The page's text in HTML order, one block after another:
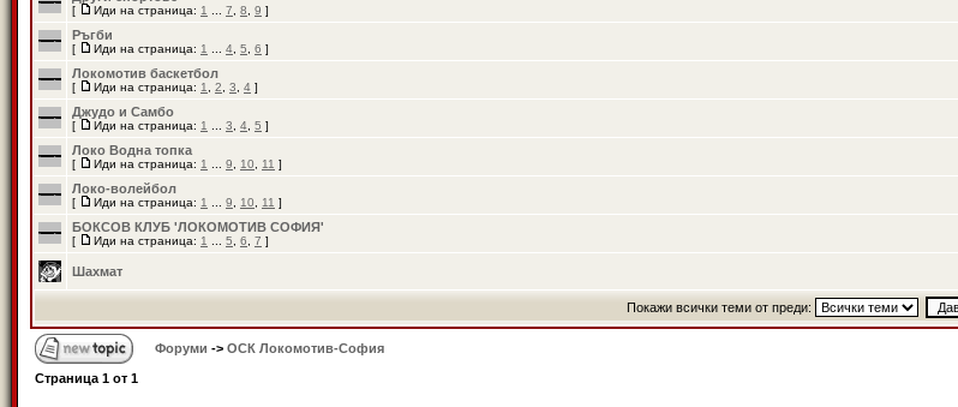
[ Иди на страница: 1 7 8 9 ]
Ръгби
[ Иди на страница: 1 4 5 6 ]
Локомотив баскетбол
[ Иди на страница: 1 2 3 4 ]
Джудо и Самбо
[ Иди на страница: 1 3 4 5 ]
Локо Водна топка
[ Иди на страница: 1 9 10 11 ]
Локо-волейбол
[ Иди на страница: 1 9 10 11 ]
БОКСОВ КЛУБ 'ЛОКОМОТИВ СОФИЯ'
[ Иди на страница: 1 5 6 7 ]
Шахмат
Покажи всички теми от преди:
Форуми -> ОСК Локомотив-София
Страница 1 от 1